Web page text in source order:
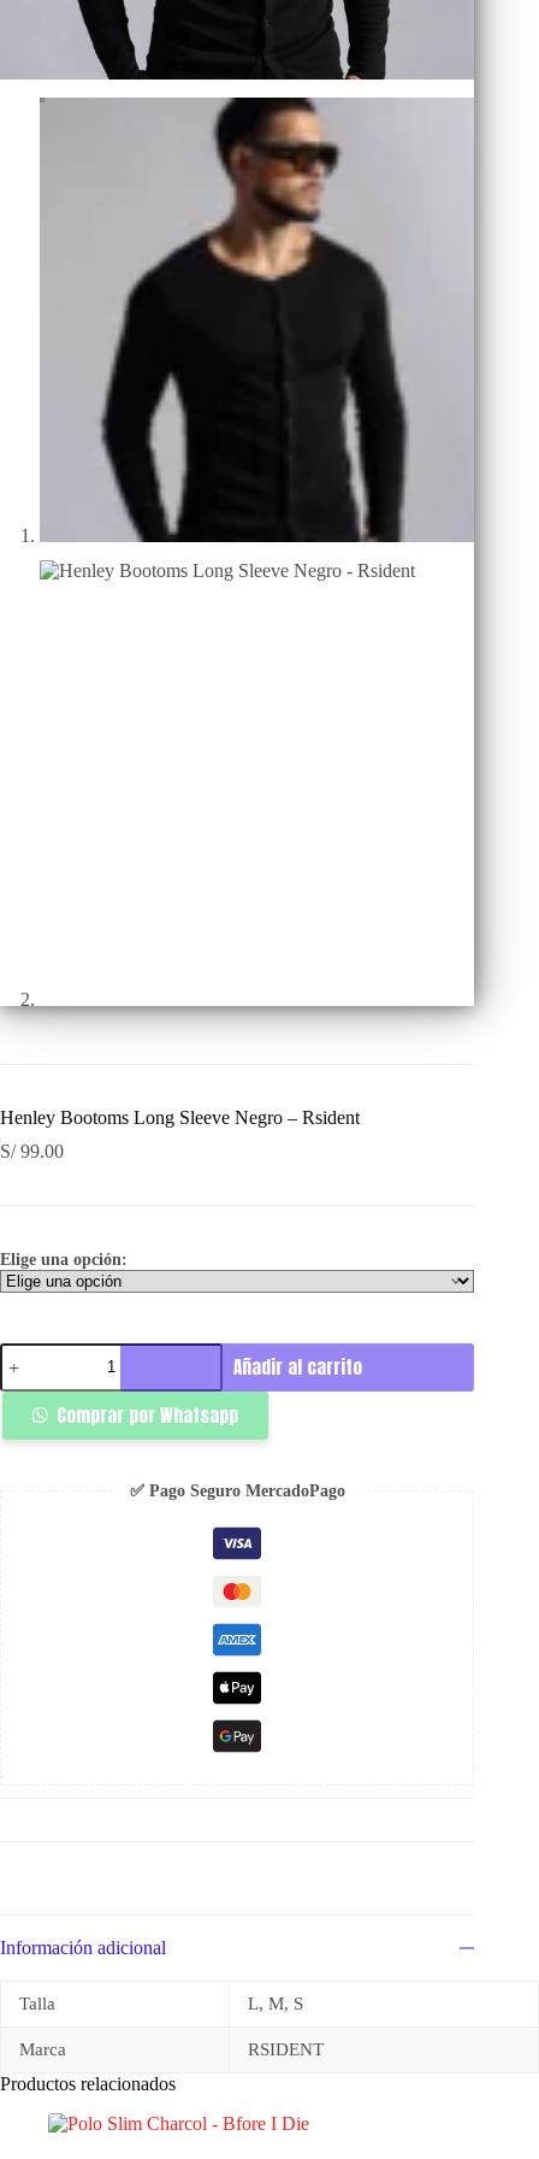
Henley Bootoms Long Sleeve Negro – Rsident
S/99.00
Elige una opción:
Henley
Bootoms
Long
Sleeve
Negro
Añadir al carrito
Comprar por Whatsapp
✅ Pago Seguro MercadoPago
Información adicional
Talla L, M, S
Marca RSIDENT
Productos relacionados